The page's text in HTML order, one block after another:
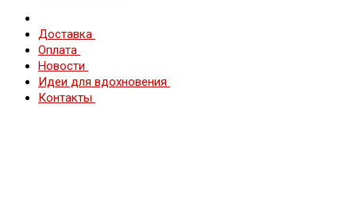
Доставка
Оплата
Новости
Идеи для вдохновения
Контакты